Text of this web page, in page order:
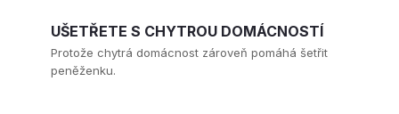
UŠETŘETE S CHYTROU DOMÁCNOSTÍ
Protože chytrá domácnost zároveň pomáhá šetřit
peněženku.